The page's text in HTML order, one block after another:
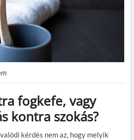
fogkefe, vagy
kontra szokás?
kérdés nem az, hogy melyik